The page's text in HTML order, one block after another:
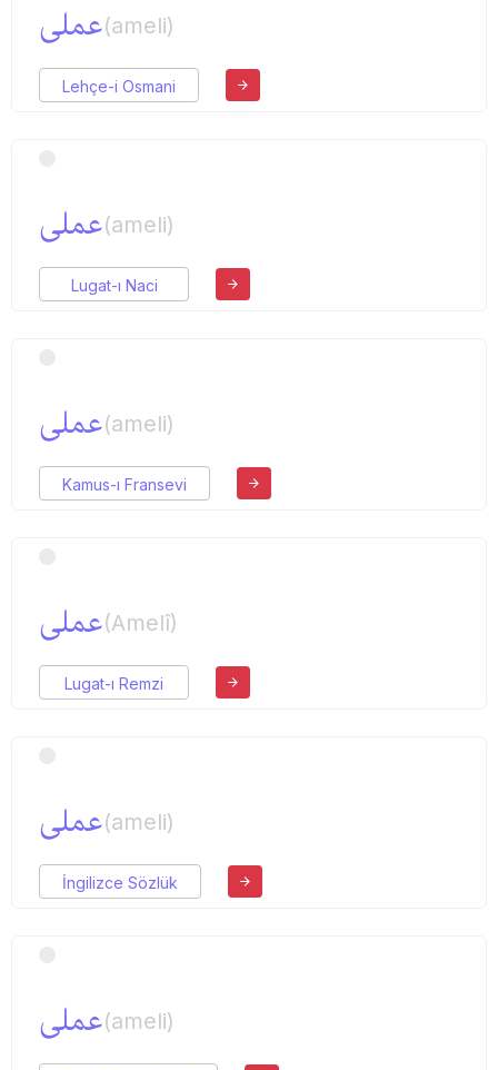
عملی(ameli)
Lehçe-i Osmani
عملی(ameli)
Lugat-ı Naci
عملی(ameli)
Kamus-ı Fransevi
عملی(Amelî)
Lugat-ı Remzi
عملی(ameli)
İngilizce Sözlük
عملی(ameli)